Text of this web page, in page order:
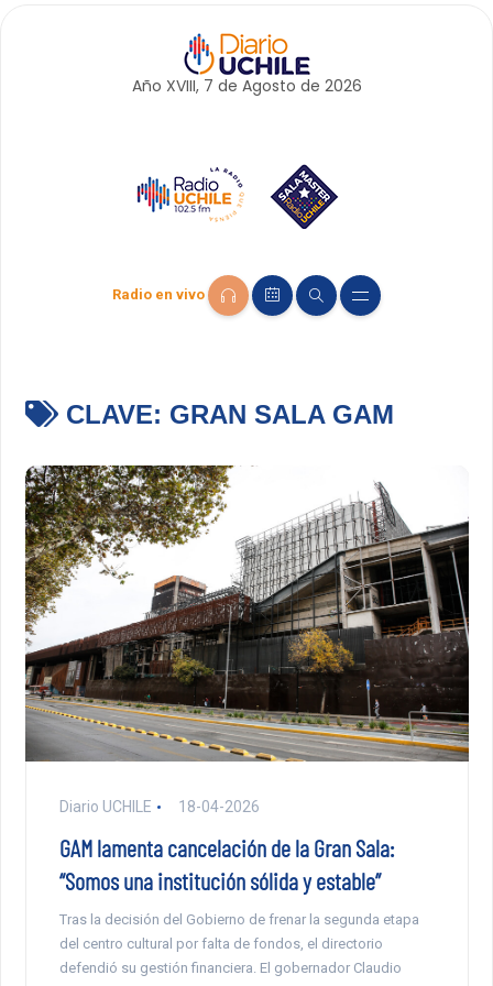
Año XVIII, 7 de Agosto de 2026
Radio en vivo
CLAVE: GRAN SALA GAM
Diario UCHILE 18-04-2026
GAM lamenta cancelación de la Gran Sala:
“Somos una institución sólida y estable”
Tras la decisión del Gobierno de frenar la segunda etapa
del centro cultural por falta de fondos, el directorio
defendió su gestión financiera. El gobernador Claudio